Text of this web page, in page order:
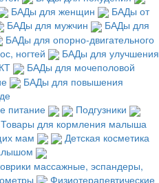
БАДы для женщин
БАДы от
БАДы для мужчин
БАДы для
БАДы для опорно-двигательного
ногтей
БАДы для улучшения
БАДы для мочеполовой
БАДы для повышения
питание
Подгузники
Товары для кормления малыша
мам
Детская косметика
массажные, эспандеры,
Физиотерапевтические